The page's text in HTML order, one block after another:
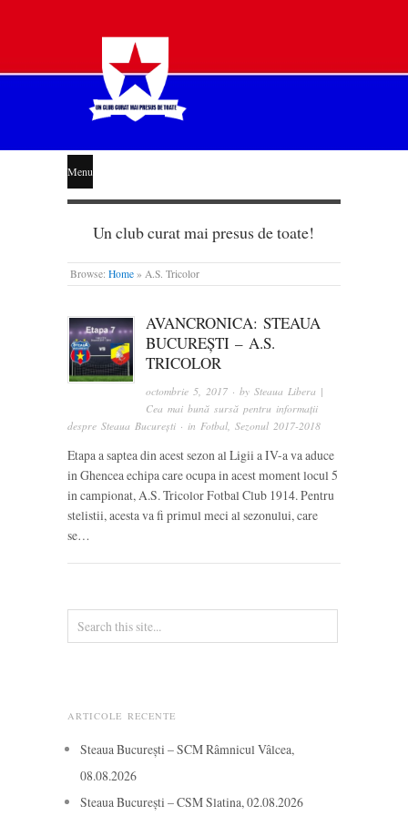
STEAUA
LIBERĂ
Menu
Un club curat mai presus de toate!
Browse: Home » A.S. Tricolor
AVANCRONICA: STEAUA
BUCUREȘTI – A.S.
TRICOLOR
octombrie 5, 2017 · bySteaua Libera |
Cea mai bună sursă pentru informații
despre Steaua București · in Fotbal, Sezonul 2017-2018
Etapa a saptea din acest sezon al Ligii a IV-a va aduce
in Ghencea echipa care ocupa in acest moment locul 5
in campionat, A.S. Tricolor Fotbal Club 1914. Pentru
stelistii, acesta va fi primul meci al sezonului, care
se…
ARTICOLE RECENTE
Steaua București – SCM Râmnicul Vâlcea,
08.08.2026
Steaua București – CSM Slatina, 02.08.2026